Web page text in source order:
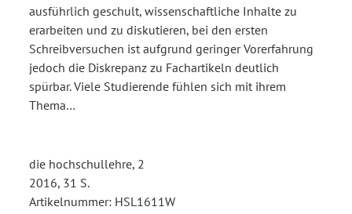
ausführlich geschult, wissenschaftliche Inhalte zu
erarbeiten und zu diskutieren, bei den ersten
Schreibversuchen ist aufgrund geringer Vorerfahrung
jedoch die Diskrepanz zu Fachartikeln deutlich
spürbar. Viele Studierende fühlen sich mit ihrem
Thema…
die hochschullehre, 2
2016, 31 S.
Artikelnummer: HSL1611W